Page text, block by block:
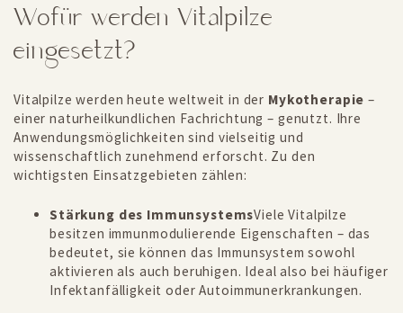
Wofür werden Vitalpilze
eingesetzt?
Vitalpilze werden heute weltweit in der Mykotherapie –
einer naturheilkundlichen Fachrichtung – genutzt. Ihre
Anwendungsmöglichkeiten sind vielseitig und
wissenschaftlich zunehmend erforscht. Zu den
wichtigsten Einsatzgebieten zählen:
Stärkung des ImmunsystemsViele Vitalpilze
besitzen immunmodulierende Eigenschaften – das
bedeutet, sie können das Immunsystem sowohl
aktivieren als auch beruhigen. Ideal also bei häufiger
Infektanfälligkeit oder Autoimmunerkrankungen.